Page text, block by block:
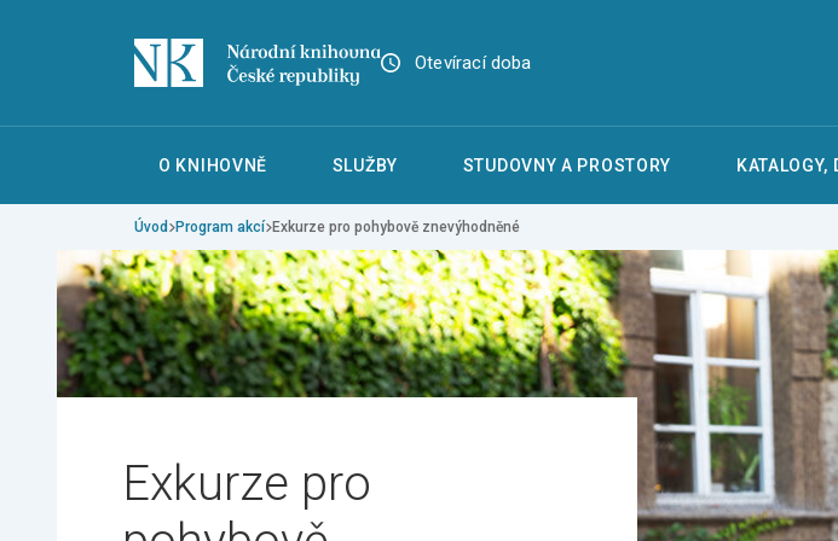
Otevírací doba
O KNIHOVNĚ SLUŽBY STUDOVNY A PROSTORY
Úvod Program akcí Exkurze pro pohybově znevýhodněné
Exkurze pro